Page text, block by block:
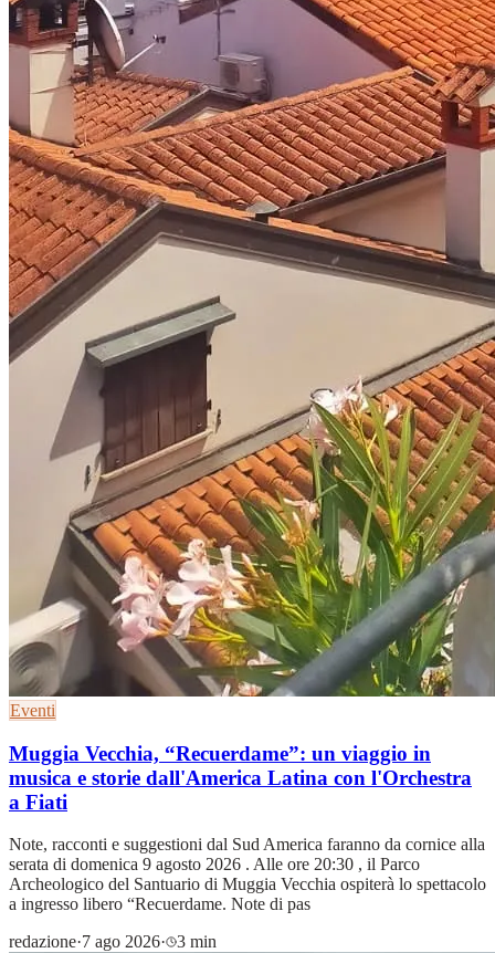
Eventi
Muggia Vecchia, “Recuerdame”: un viaggio in
musica e storie dall'America Latina con l'Orchestra
a Fiati
Note, racconti e suggestioni dal Sud America faranno da cornice alla
serata di domenica 9 agosto 2026 . Alle ore 20:30 , il Parco
Archeologico del Santuario di Muggia Vecchia ospiterà lo spettacolo
a ingresso libero “Recuerdame. Note di pas
redazione·7 ago 2026· 3 min